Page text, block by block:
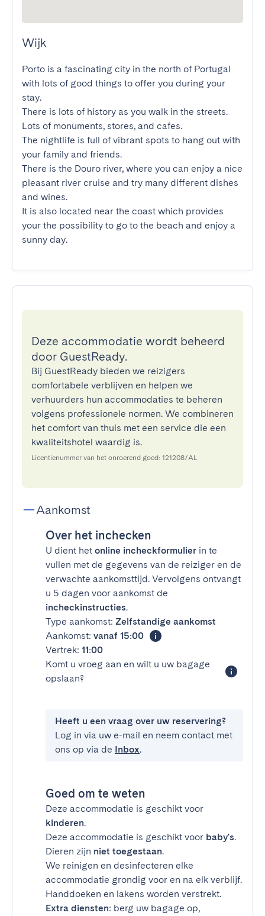
Wijk
Porto is a fascinating city in the north of Portugal
with lots of good things to offer you during your
stay.
There is lots of history as you walk in the streets.
Lots of monuments, stores, and cafes.
The nightlife is full of vibrant spots to hang out with
your family and friends.
There is the Douro river, where you can enjoy a nice
pleasant river cruise and try many different dishes
and wines.
It is also located near the coast which provides
your the possibility to go to the beach and enjoy a
sunny day.
Deze accommodatie wordt beheerd
door GuestReady.
Bij GuestReady bieden we reizigers
comfortabele verblijven en helpen we
verhuurders hun accommodaties te beheren
volgens professionele normen. We combineren
het comfort van thuis met een service die een
kwaliteitshotel waardig is.
Licentienummer van het onroerend goed: 121208/AL
Aankomst
Over het inchecken
U dient het online incheckformulier in te
vullen met de gegevens van de reiziger en de
verwachte aankomsttijd. Vervolgens ontvangt
u 5 dagen voor aankomst de
incheckinstructies.
Type aankomst: Zelfstandige aankomst
Aankomst: vanaf 15:00
Vertrek: 11:00
Komt u vroeg aan en wilt u uw bagage
opslaan?
Heeft u een vraag over uw reservering?
Log in via uw e-mail en neem contact met
ons op via de Inbox.
Goed om te weten
Deze accommodatie is geschikt voor
kinderen.
Deze accommodatie is geschikt voor baby's.
Dieren zijn niet toegestaan.
We reinigen en desinfecteren elke
accommodatie grondig voor en na elk verblijf.
Handdoeken en lakens worden verstrekt.
Extra diensten: berg uw bagage op,